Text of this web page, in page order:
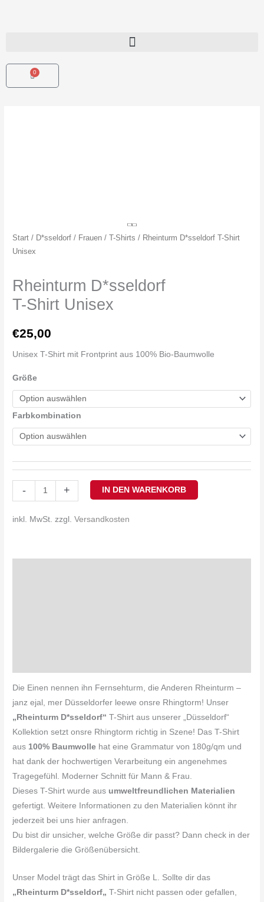
0
Warenkorb
Start / D*sseldorf / Frauen / T-Shirts / Rheinturm D*sseldorf T-Shirt
Unisex
Rheinturm D*sseldorf
T-Shirt Unisex
€25,00
Unisex T-Shirt mit Frontprint aus 100% Bio-Baumwolle
Größe
Farbkombination
- + IN DEN WARENKORB
inkl. MwSt. zzgl.Versandkosten
Die Einen nennen ihn Fernsehturm, die Anderen Rheinturm –
janz ejal, mer Düsseldorfer leewe onsre Rhingtorm! Unser
„ Rheinturm D*sseldorf“ T-Shirt aus unserer „Düsseldorf“
Kollektion setzt onsre Rhingtorm richtig in Szene! Das T-Shirt
aus 100% Baumwolle hat eine Grammatur von 180g/qm und
hat dank der hochwertigen Verarbeitung ein angenehmes
Tragegefühl. Moderner Schnitt für Mann & Frau.
Dieses T-Shirt wurde aus umweltfreundlichen Materialien
gefertigt. Weitere Informationen zu den Materialien könnt ihr
jederzeit bei uns hier anfragen.
Du bist dir unsicher, welche Größe dir passt? Dann check in der
Bildergalerie die Größenübersicht.
Unser Model trägt das Shirt in Größe L. Sollte dir das
„ Rheinturm D*sseldorf„ T-Shirt nicht passen oder gefallen,